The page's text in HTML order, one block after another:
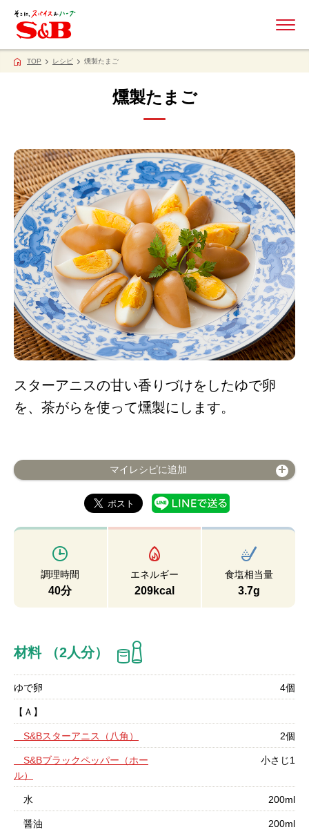
TOP レシピ 燻製たまご
燻製たまご
スターアニスの甘い香りづけをしたゆで卵
を、茶がらを使って燻製にします。
マイレシピに追加
調理時間
40分
エネルギー
209kcal
食塩相当量
3.7g
材料 （2人分）
ゆで卵 4個
【Ａ】
S&Bスターアニス（八角） 2個
S&Bブラックペッパー（ホー
ル）
小さじ1
水 200ml
醤油 200ml